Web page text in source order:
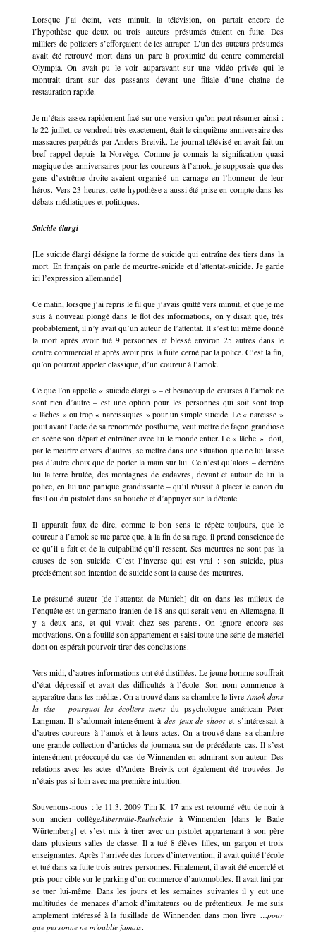
Lorsque j’ai éteint, vers minuit, la télévision, on partait encore de
l’hypothèse que deux ou trois auteurs présumés étaient en fuite. Des
milliers de policiers s’efforçaient de les attraper. L’un des auteurs présumés
avait été retrouvé mort dans un parc à proximité du centre commercial
Olympia. On avait pu le voir auparavant sur une vidéo privée qui le
montrait tirant sur des passants devant une filiale d’une chaîne de
restauration rapide.
Je m’étais assez rapidement fixé sur une version qu’on peut résumer ainsi :
le 22 juillet, ce vendredi très exactement, était le cinquième anniversaire des
massacres perpétrés par Anders Breivik. Le journal télévisé en avait fait un
bref rappel depuis la Norvège. Comme je connais la signification quasi
magique des anniversaires pour les coureurs à l’amok, je supposais que des
gens d’extrême droite avaient organisé un carnage en l’honneur de leur
héros. Vers 23 heures, cette hypothèse a aussi été prise en compte dans les
débats médiatiques et politiques.
Suicide élargi
[Le suicide élargi désigne la forme de suicide qui entraîne des tiers dans la
mort. En français on parle de meurtre-suicide et d’attentat-suicide. Je garde
ici l’expression allemande]
Ce matin, lorsque j’ai repris le fil que j’avais quitté vers minuit, et que je me
suis à nouveau plongé dans le flot des informations, on y disait que, très
probablement, il n’y avait qu’un auteur de l’attentat. Il s’est lui même donné
la mort après avoir tué 9 personnes et blessé environ 25 autres dans le
centre commercial et après avoir pris la fuite cerné par la police. C’est la fin,
qu’on pourrait appeler classique, d’un coureur à l’amok.
Ce que l’on appelle « suicide élargi » – et beaucoup de courses à l’amok ne
sont rien d’autre – est une option pour les personnes qui soit sont trop
« lâches » ou trop « narcissiques » pour un simple suicide. Le « narcisse »
jouit avant l’acte de sa renommée posthume, veut mettre de façon grandiose
en scène son départ et entraîner avec lui le monde entier. Le « lâche » doit,
par le meurtre envers d’autres, se mettre dans une situation que ne lui laisse
pas d’autre choix que de porter la main sur lui. Ce n’est qu’alors – derrière
lui la terre brûlée, des montagnes de cadavres, devant et autour de lui la
police, en lui une panique grandissante – qu’il réussit à placer le canon du
fusil ou du pistolet dans sa bouche et d’appuyer sur la détente.
Il apparaît faux de dire, comme le bon sens le répète toujours, que le
coureur à l’amok se tue parce que, à la fin de sa rage, il prend conscience de
ce qu’il a fait et de la culpabilité qu’il ressent. Ses meurtres ne sont pas la
causes de son suicide. C’est l’inverse qui est vrai : son suicide, plus
précisément son intention de suicide sont la cause des meurtres.
Le présumé auteur [de l’attentat de Munich] dit on dans les milieux de
l’enquête est un germano-iranien de 18 ans qui serait venu en Allemagne, il
y a deux ans, et qui vivait chez ses parents. On ignore encore ses
motivations. On a fouillé son appartement et saisi toute une série de matériel
dont on espérait pourvoir tirer des conclusions.
Vers midi, d’autres informations ont été distillées. Le jeune homme souffrait
d’état dépressif et avait des difficultés à l’école. Son nom commence à
apparaître dans les médias. On a trouvé dans sa chambre le livreAmok dans
la tête – pourquoi les écoliers tuentdu psychologue américain Peter
Langman. Il s’adonnait intensément àdes jeux de shootet s’intéressait à
d’autres coureurs à l’amok et à leurs actes. On a trouvé dans sa chambre
une grande collection d’articles de journaux sur de précédents cas. Il s’est
intensément préoccupé du cas de Winnenden en admirant son auteur. Des
relations avec les actes d’Anders Breivik ont également été trouvées. Je
n’étais pas si loin avec ma première intuition.
Souvenons-nous : le 11.3. 2009 Tim K. 17 ans est retourné vêtu de noir à
son ancien collègeAlbertville-Realschuleà Winnenden [dans le Bade
Würtemberg] et s’est mis à tirer avec un pistolet appartenant à son père
dans plusieurs salles de classe. Il a tué 8 élèves filles, un garçon et trois
enseignantes. Après l’arrivée des forces d’intervention, il avait quitté l’école
et tué dans sa fuite trois autres personnes. Finalement, il avait été encerclé et
pris pour cible sur le parking d’un commerce d’automobiles. Il avait fini par
se tuer lui-même. Dans les jours et les semaines suivantes il y eut une
multitudes de menaces d’amok d’imitateurs ou de prétentieux. Je me suis
amplement intéressé à la fusillade de Winnenden dans mon livre …pour
que personne ne m’oublie jamais.